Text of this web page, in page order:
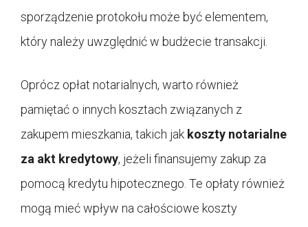
sporządzenie protokołu może być elementem,
który należy uwzględnić w budżecie transakcji.
Oprócz opłat notarialnych, warto również
pamiętać o innych kosztach związanych z
zakupem mieszkania, takich jak koszty notarialne
za akt kredytowy, jeżeli finansujemy zakup za
pomocą kredytu hipotecznego. Te opłaty również
mogą mieć wpływ na całościowe koszty